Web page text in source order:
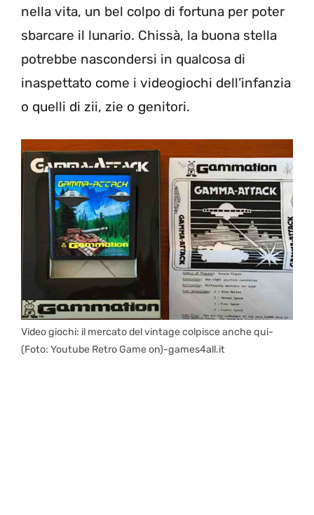
nella vita, un bel colpo di fortuna per poter
sbarcare il lunario. Chissà, la buona stella
potrebbe nascondersi in qualcosa di
inaspettato come i videogiochi dell’infanzia
o quelli di zii, zie o genitori.
Video giochi: il mercato del vintage colpisce anche qui-
(Foto: Youtube Retro Game on)-games4all.it